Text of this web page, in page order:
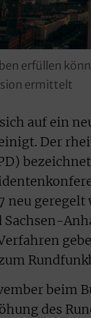
erfüllen
ermittelt
auf ein
Der
neu
beim
des